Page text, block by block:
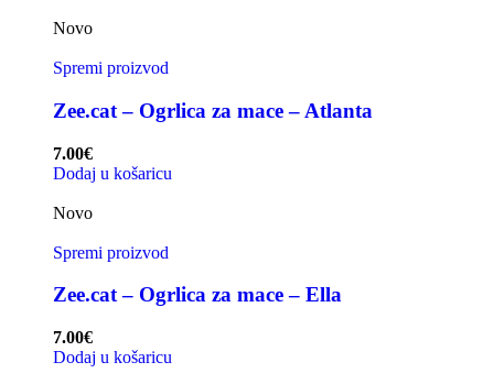
Novo
Spremi proizvod
Zee.cat – Ogrlica za mace – Atlanta
7.00€
Dodaj u košaricu
Novo
Spremi proizvod
Zee.cat – Ogrlica za mace – Ella
7.00€
Dodaj u košaricu